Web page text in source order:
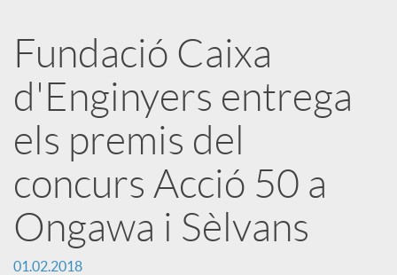
X
a
r
x
Fundació Caixa
d'Enginyers entrega
els premis del
concurs Acció 50 a
Ongawa i Sèlvans
01.02.2018